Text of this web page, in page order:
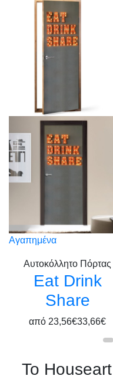
Αγαπημένα
Αυτοκόλλητο Πόρτας
Eat Drink
Share
από 23,56€33,66€
Το